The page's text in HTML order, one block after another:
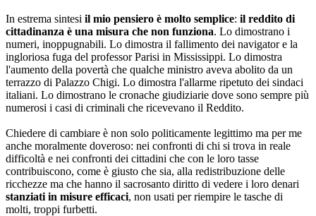
In estrema sintesi il mio pensiero è molto semplice: il reddito di
cittadinanza è una misura che non funziona. Lo dimostrano i
numeri, inoppugnabili. Lo dimostra il fallimento dei navigator e la
ingloriosa fuga del professor Parisi in Mississippi. Lo dimostra
l'aumento della povertà che qualche ministro aveva abolito da un
terrazzo di Palazzo Chigi. Lo dimostra l'allarme ripetuto dei sindaci
italiani. Lo dimostrano le cronache giudiziarie dove sono sempre più
numerosi i casi di criminali che ricevevano il Reddito.
Chiedere di cambiare è non solo politicamente legittimo ma per me
anche moralmente doveroso: nei confronti di chi si trova in reale
difficoltà e nei confronti dei cittadini che con le loro tasse
contribuiscono, come è giusto che sia, alla redistribuzione delle
ricchezze ma che hanno il sacrosanto diritto di vedere i loro denari
stanziati in misure efficaci, non usati per riempire le tasche di
molti, troppi furbetti.